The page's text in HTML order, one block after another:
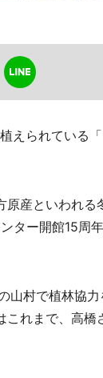
えられている
産といわれる
ター開館15周
村で植林協
れまで、高橋